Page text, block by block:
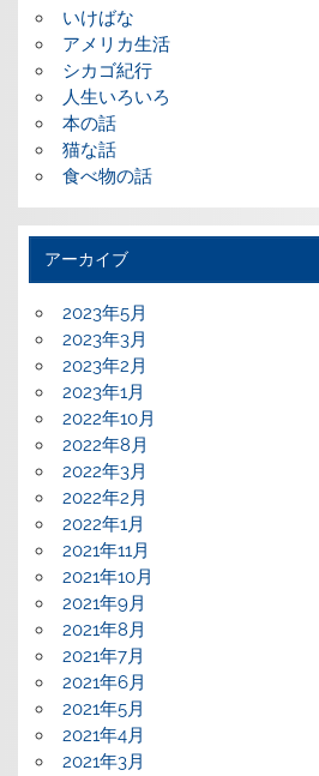
いけばな
アメリカ生活
シカゴ紀行
人生いろいろ
本の話
猫な話
食べ物の話
アーカイブ
2023年5月
2023年3月
2023年2月
2023年1月
2022年10月
2022年8月
2022年3月
2022年2月
2022年1月
2021年11月
2021年10月
2021年9月
2021年8月
2021年7月
2021年6月
2021年5月
2021年4月
2021年3月